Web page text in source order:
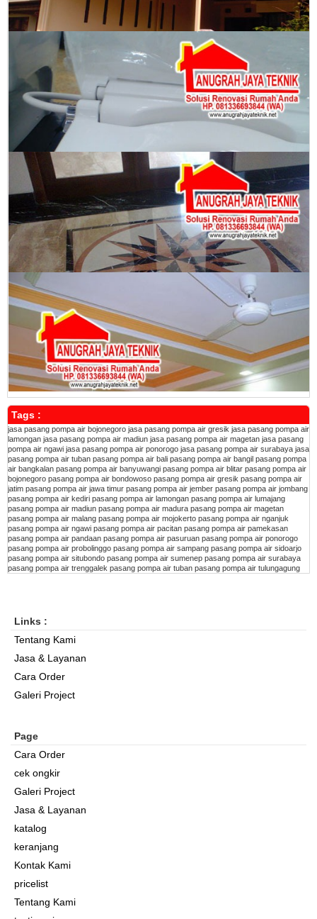
Tags :
jasa pasang pompa air bojonegoro jasa pasang pompa air gresik jasa pasang pompa air
lamongan jasa pasang pompa air madiun jasa pasang pompa air magetan jasa pasang
pompa air ngawi jasa pasang pompa air ponorogo jasa pasang pompa air surabaya jasa
pasang pompa air tuban pasang pompa air bali pasang pompa air bangil pasang pompa
air bangkalan pasang pompa air banyuwangi pasang pompa air blitar pasang pompa air
bojonegoro pasang pompa air bondowoso pasang pompa air gresik pasang pompa air
jatim pasang pompa air jawa timur pasang pompa air jember pasang pompa air jombang
pasang pompa air kediri pasang pompa air lamongan pasang pompa air lumajang
pasang pompa air madiun pasang pompa air madura pasang pompa air magetan
pasang pompa air malang pasang pompa air mojokerto pasang pompa air nganjuk
pasang pompa air ngawi pasang pompa air pacitan pasang pompa air pamekasan
pasang pompa air pandaan pasang pompa air pasuruan pasang pompa air ponorogo
pasang pompa air probolinggo pasang pompa air sampang pasang pompa air sidoarjo
pasang pompa air situbondo pasang pompa air sumenep pasang pompa air surabaya
pasang pompa air trenggalek pasang pompa air tuban pasang pompa air tulungagung
Links :
Tentang Kami
Jasa & Layanan
Cara Order
Galeri Project
Page
Cara Order
cek ongkir
Galeri Project
Jasa & Layanan
katalog
keranjang
Kontak Kami
pricelist
Tentang Kami